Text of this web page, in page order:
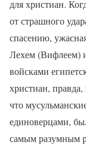
для христиан.
от страшного
спасению,
Лехем (Вифлеем) и
войсками
христиан,
что
единоверцами,
самым разумным